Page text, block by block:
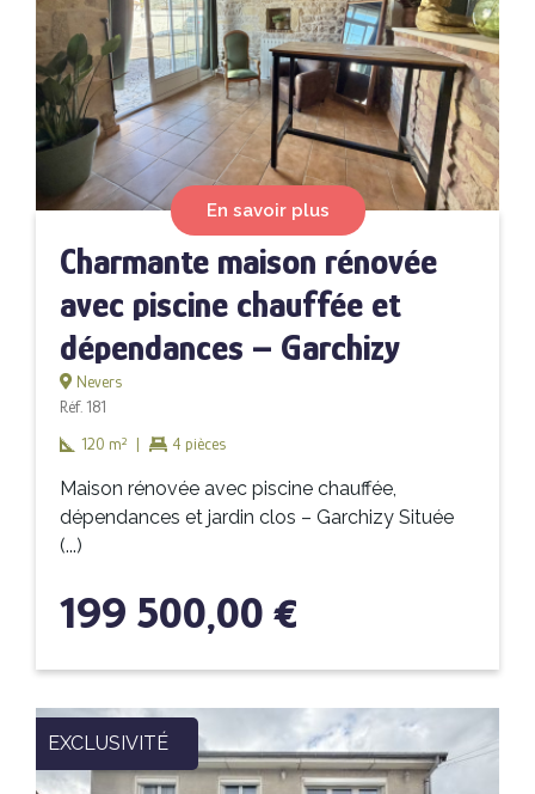
En savoir plus
Charmante maison rénovée
avec piscine chauffée et
dépendances – Garchizy
Nevers
Réf. 181
120 m² | 4 pièces
Maison rénovée avec piscine chauffée,
dépendances et jardin clos – Garchizy Située
(...)
199 500,00 €
EXCLUSIVITÉ